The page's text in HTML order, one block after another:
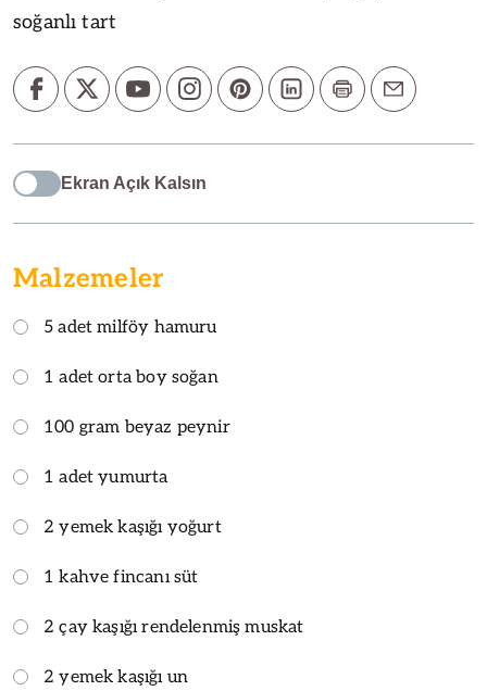
soğanlı tart
Ekran Açık Kalsın
Malzemeler
5 adet milföy hamuru
1 adet orta boy soğan
100 gram beyaz peynir
1 adet yumurta
2 yemek kaşığı yoğurt
1 kahve fincanı süt
2 çay kaşığı rendelenmiş muskat
2 yemek kaşığı un